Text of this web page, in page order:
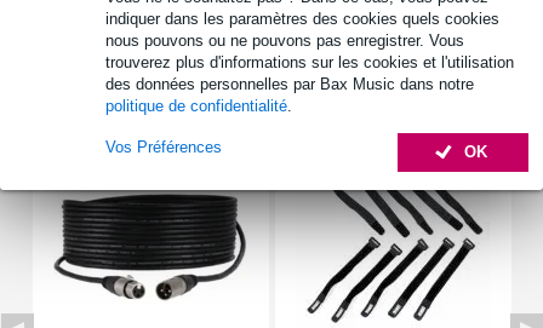
indiquer dans les paramètres des cookies quels cookies
nous pouvons ou ne pouvons pas enregistrer. Vous
trouverez plus d'informations sur les cookies et l'utilisation
des données personnelles par Bax Music dans notre
politique de confidentialité.
OK
Vos Préférences
Afficher toutes les caractéristiques du produit
Accessoires (7)